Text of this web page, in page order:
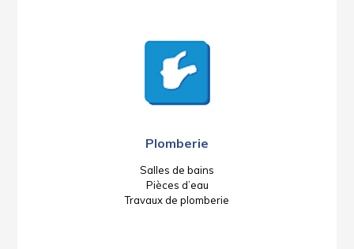
Plomberie
Salles de bains
Pièces d’eau
Travaux de plomberie